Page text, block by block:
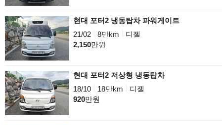
현대 포터2 냉동탑차 파워게이트
21/02
8만km
디젤
2,150만원
현대 포터2 저상형 냉동탑차
18/10
18만km
디젤
920만원